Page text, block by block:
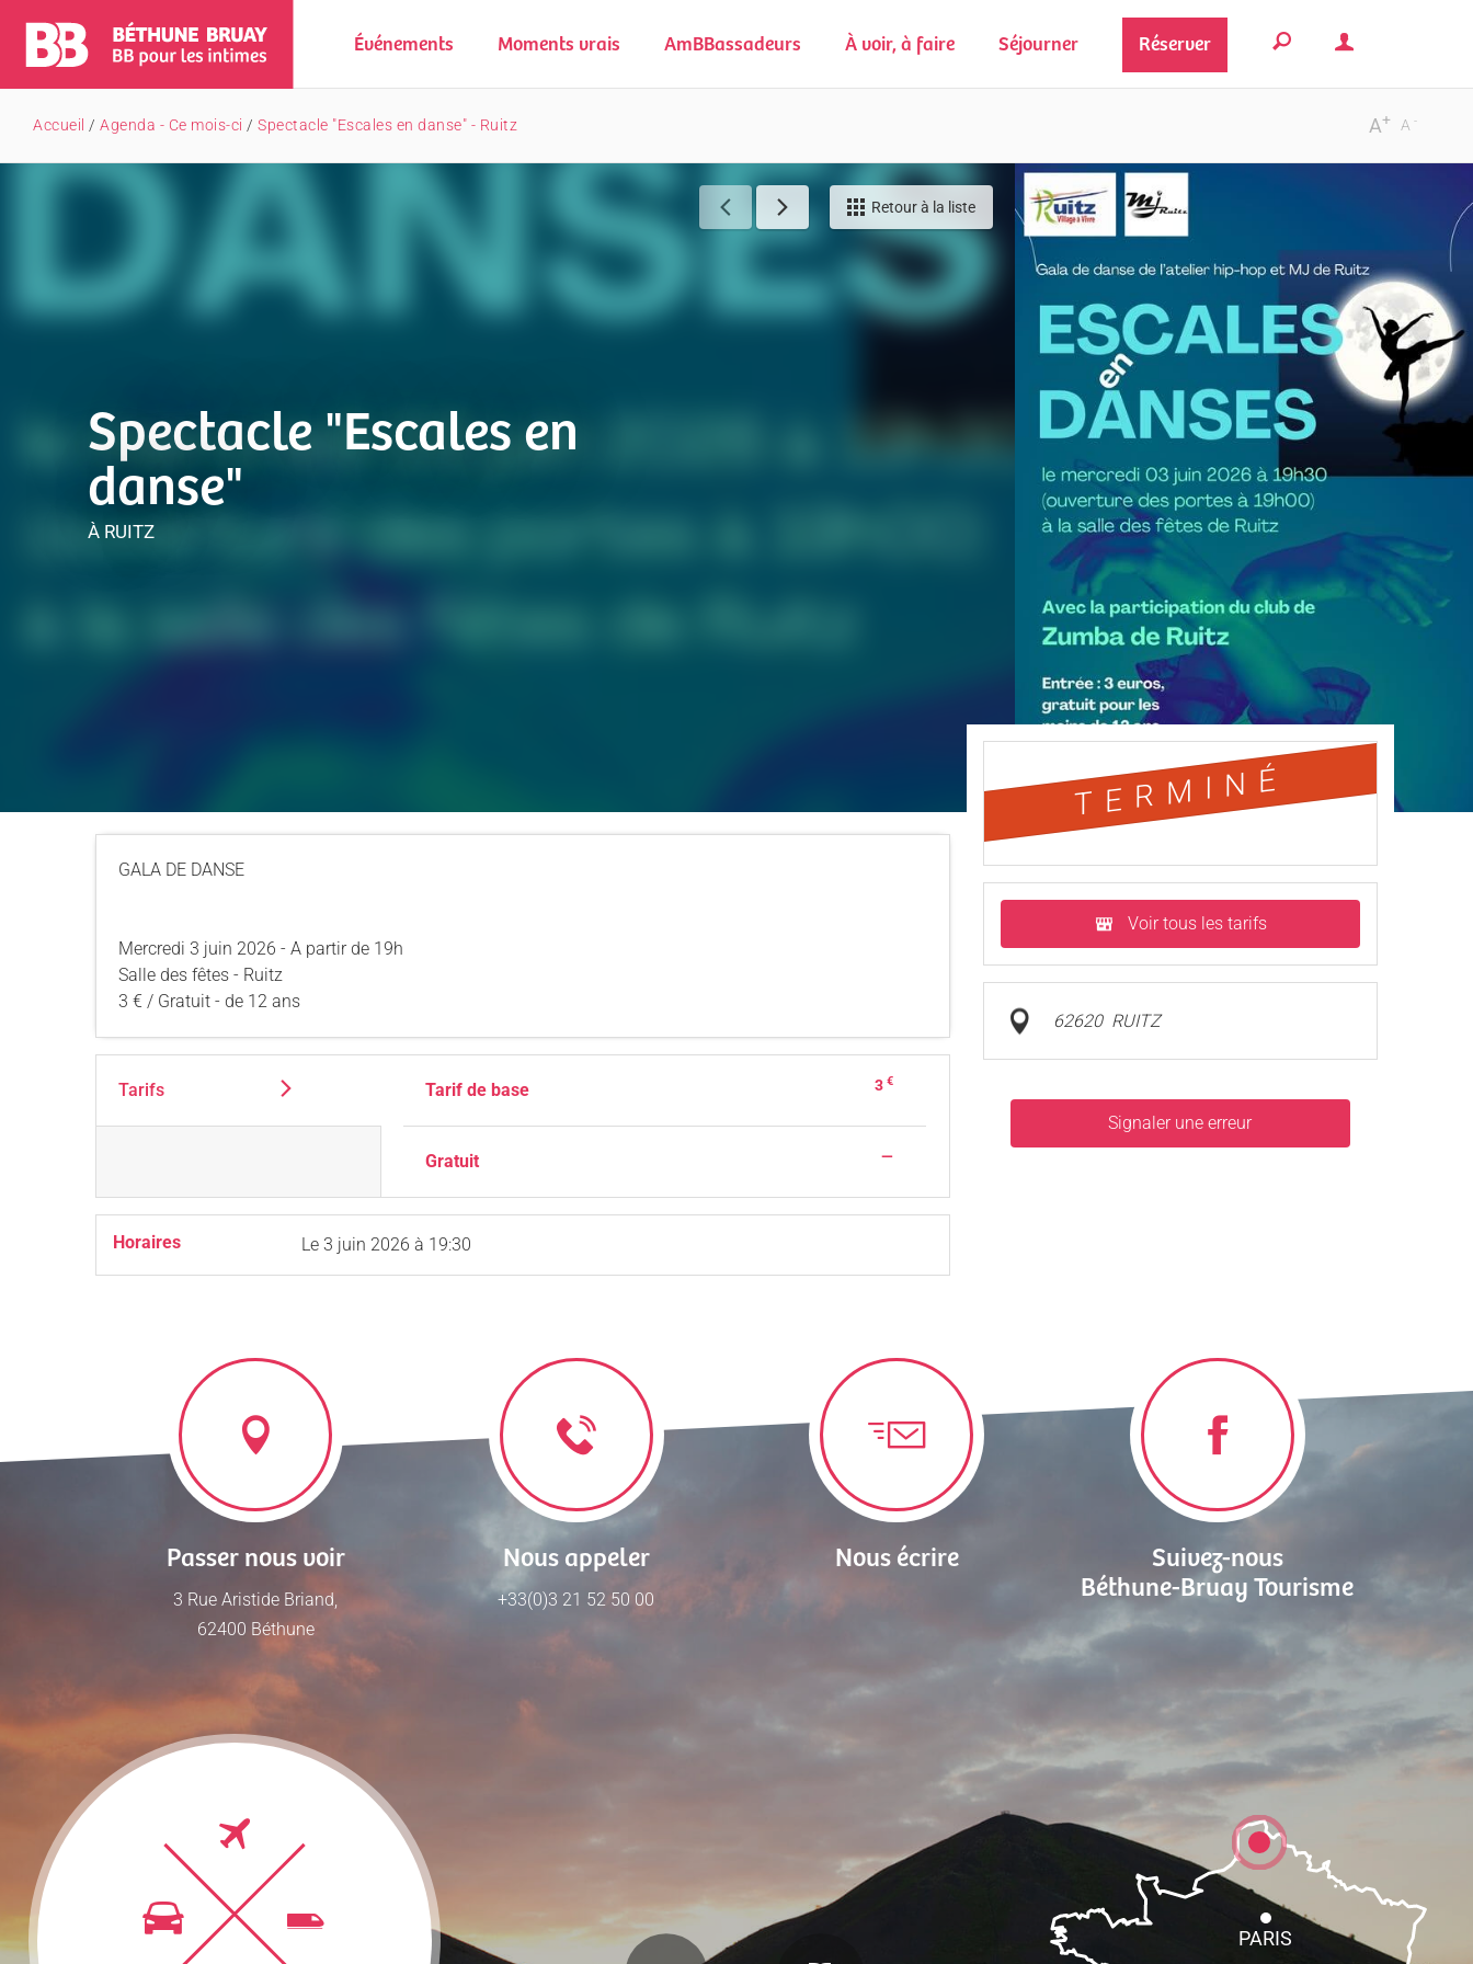
Événements Moments vrais AmBBassadeurs À voir, à faire Séjourner Réserver
-
A
+
A
Accueil / Agenda - Ce mois-ci / Spectacle "Escales en danse" - Ruitz
Retour à la liste
Spectacle "Escales en
danse"
À RUITZ
GALA DE DANSE
Mercredi 3 juin 2026 - A partir de 19h
Salle des fêtes - Ruitz
3 € / Gratuit - de 12 ans
Tarifs Tarif de base 3 €
Gratuit —
Horaires Le 3 juin 2026 à 19:30
TERMINÉ
Voir tous les tarifs
62620 RUITZ
Signaler une erreur
Passer nous voir
3 Rue Aristide Briand,
62400 Béthune
Nous appeler
+33(0)3 21 52 50 00
Nous écrire
Suivez-nous
Béthune-Bruay Tourisme
PARIS